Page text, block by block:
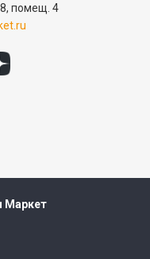
8, помещ. 4
Маркет